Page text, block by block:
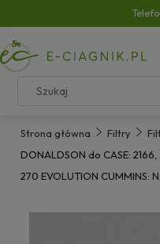
Strona główna Filtry
DONALDSON do CASE:
270 EVOLUTION CUMMINS: N